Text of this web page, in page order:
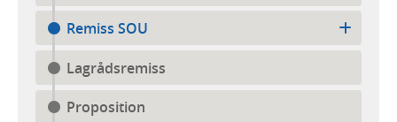
Remiss SOU
Lagrådsremiss
Proposition